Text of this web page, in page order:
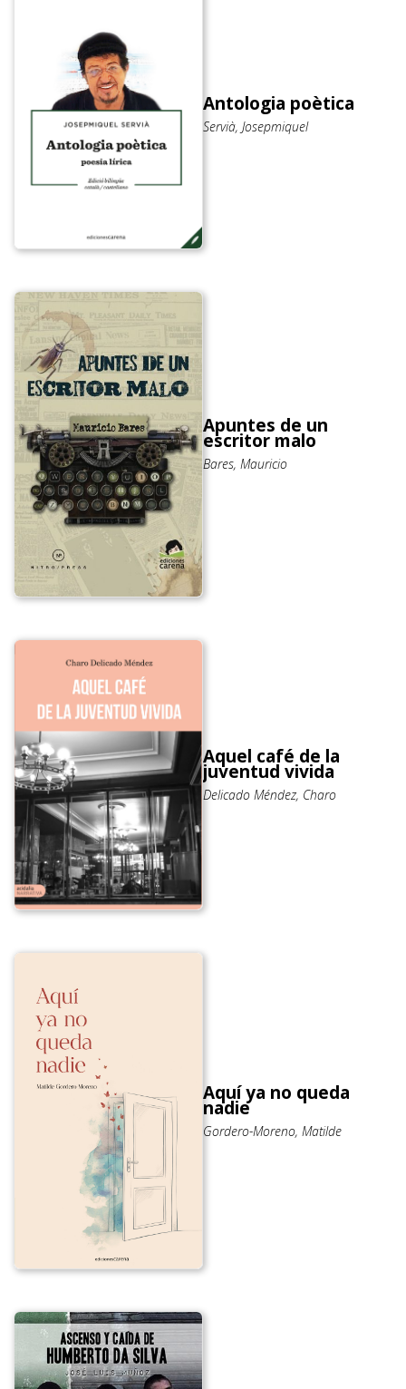
Antologia poètica
Servià, Josepmiquel
Apuntes de un
escritor malo
Bares, Mauricio
Aquel café de la
juventud vivida
Delicado Méndez, Charo
Aquí ya no queda
nadie
Gordero-Moreno, Matilde